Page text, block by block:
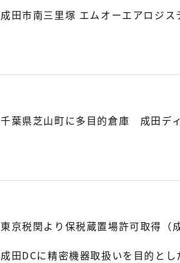
成田市南三里塚 エムオーエアロジ
千葉県芝山町に多目的倉庫 成田デ
東京税関より保税蔵置場許可取得（
成田DCに精密機器取扱いを目的と